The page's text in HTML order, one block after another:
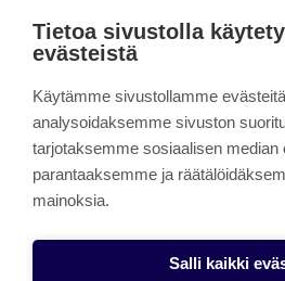
päättynyt 11.9.2023.
About the site
Käyttöehdot
Saavutettavuusseloste
Tietoa sivustolla
evästeistä
Käytämme sivustollamme
analysoidaksemme sivuston
tarjotaksemme sosiaalisen
parantaaksemme ja
mainoksia.
Salli kaikki